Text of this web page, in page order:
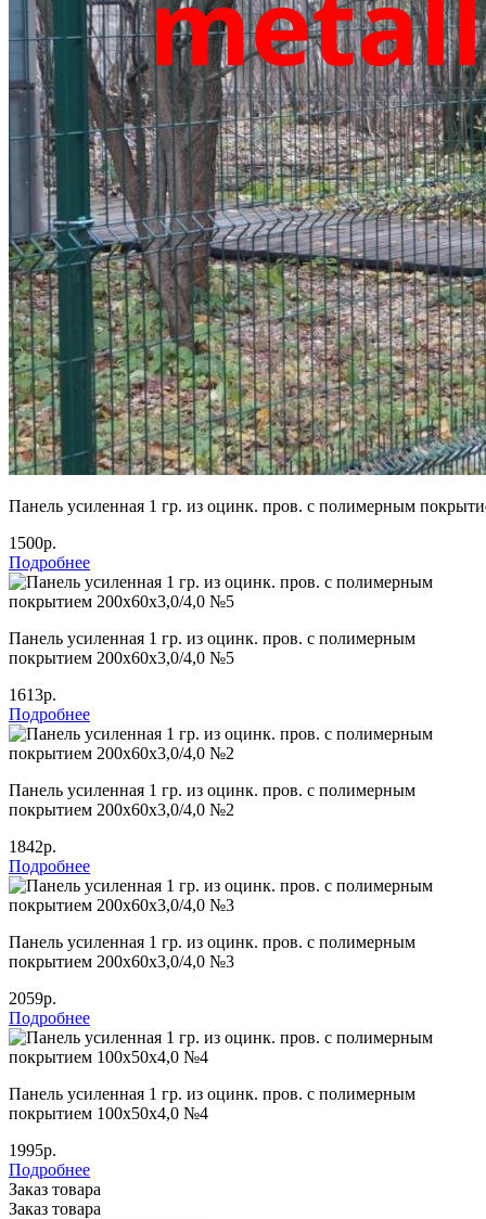
Панель усиленная 1 гр. из оцинк. пров. с полимерным
1500р.
Подробнее
Панель усиленная 1 гр. из оцинк. пров. с полимерным
покрытием 200х60х3,0/4,0 №5
1613р.
Подробнее
Панель усиленная 1 гр. из оцинк. пров. с полимерным
покрытием 200х60х3,0/4,0 №2
1842р.
Подробнее
Панель усиленная 1 гр. из оцинк. пров. с полимерным
покрытием 200х60х3,0/4,0 №3
2059р.
Подробнее
Панель усиленная 1 гр. из оцинк. пров. с полимерным
покрытием 100х50х4,0 №4
1995р.
Подробнее
Заказ товара
Заказ товара